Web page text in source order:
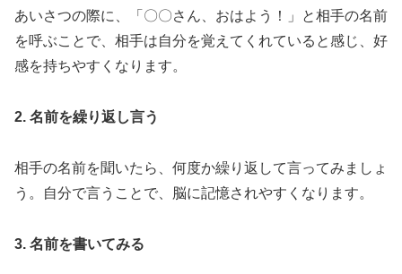
あいさつの際に、「〇〇さん、おはよう！」と相手の名前
を呼ぶことで、相手は自分を覚えてくれていると感じ、好
感を持ちやすくなります。
2. 名前を繰り返し言う
相手の名前を聞いたら、何度か繰り返して言ってみましょ
う。自分で言うことで、脳に記憶されやすくなります。
3. 名前を書いてみる